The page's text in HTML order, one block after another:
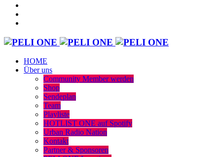
HOME
Über uns
Community Member werden
Shop
Sendeplan
Team
Playliste
HOTLIST ONE auf Spotify
Urban Radio Nation
Kontakt
Partner & Sponsoren